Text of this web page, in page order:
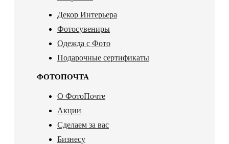
Декор Интерьера
Фотосувениры
Одежда с Фото
Подарочные сертификаты
ФОТОПОЧТА
О ФотоПочте
Акции
Сделаем за вас
Бизнесу